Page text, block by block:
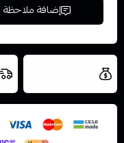
إضافة ملاحظة